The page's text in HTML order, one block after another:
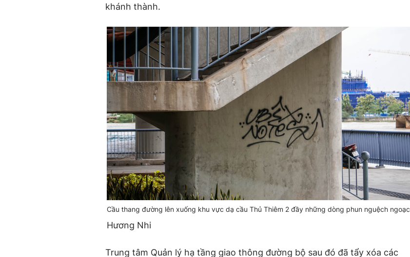
khánh thành.
Cầu thang đường lên xuống khu vực dạ cầu Thủ Thiêm 2 đầy những dòng phun nguệch ngoạc
Hương Nhi
Trung tâm Quản lý hạ tầng giao thông đường bộ sau đó đã tẩy xóa các